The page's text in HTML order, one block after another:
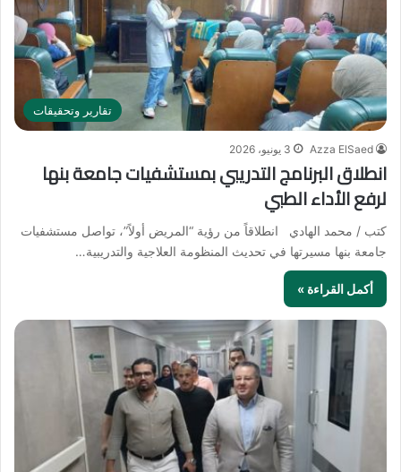
تقارير وتحقيقات
Azza ElSaed 3 يونيو، 2026
انطلاق البرنامج التدريبي بمستشفيات جامعة بنها
لرفع الأداء الطبي
كتب / محمد الهادي انطلاقاً من رؤية “المريض أولاً”، تواصل مستشفيات
جامعة بنها مسيرتها في تحديث المنظومة العلاجية والتدريبية…
أكمل القراءة »